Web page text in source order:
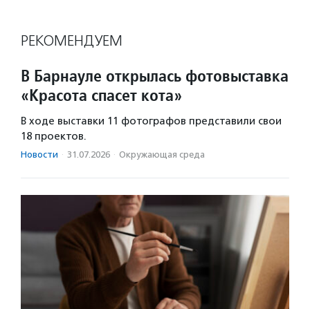
РЕКОМЕНДУЕМ
В Барнауле открылась фотовыставка
«Красота спасет кота»
В ходе выставки 11 фотографов представили свои
18 проектов.
Новости · 31.07.2026 · Окружающая среда